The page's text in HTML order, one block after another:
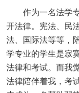
作为一名法学
开法律。宪法、民
法、国际法等等，
学专业的学生是寂
法律和考试。而我
法律陪伴着我，考